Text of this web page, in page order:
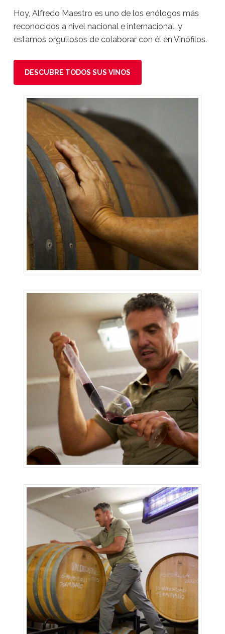
Hoy, Alfredo Maestro es uno de los enólogos más
reconocidos a nivel nacional e internacional, y
estamos orgullosos de colaborar con él en Vinófilos.
DESCUBRE TODOS SUS VINOS